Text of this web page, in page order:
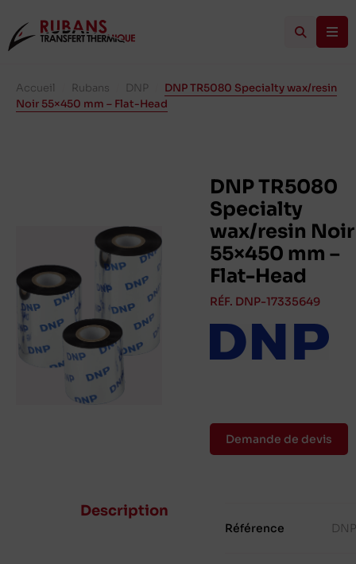
Accueil Rubans DNP
DNP TR5080 Specialty wax/resin
Noir 55×450 mm – Flat-Head
DNP TR5080
Specialty
wax/resin Noir
55×450 mm –
Flat-Head
RÉF. DNP-17335649
Demande de devis
Description
Référence